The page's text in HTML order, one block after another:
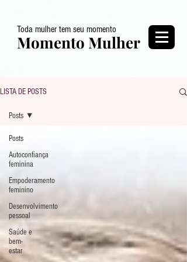
Momento Mulher
Toda mulher tem seu momento
LISTA DE POSTS
Posts
Autoconfiança
feminina
Empoderamento
feminino
Desenvolvimento
pessoal
Saúde e
bem-
estar
Posts